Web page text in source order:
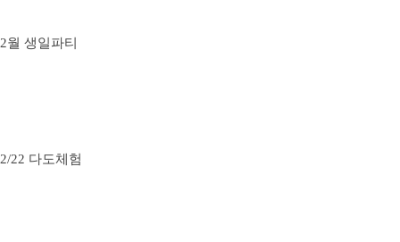
2월 생일파티
2/22 다도체험